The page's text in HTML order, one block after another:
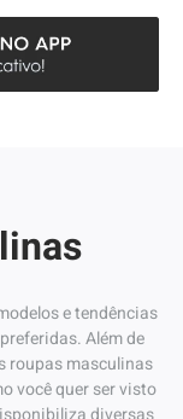
e tendências
Além de
roupas masculinas
você quer ser visto